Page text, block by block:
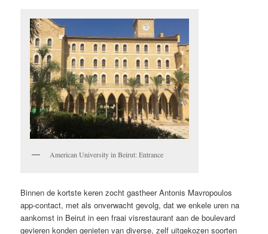
American University in Beirut: Entrance
Binnen de kortste keren zocht gastheer Antonis Mavropoulos
app-contact, met als onverwacht gevolg, dat we enkele uren na
aankomst in Beirut in een fraai visrestaurant aan de boulevard
gevieren konden genieten van diverse, zelf uitgekozen soorten